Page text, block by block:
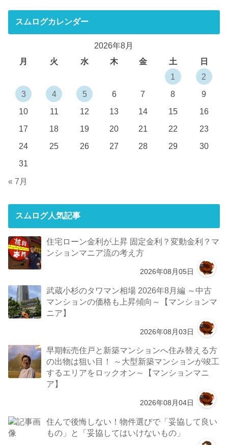
スムログカレンダー
2026年8月
月
火 水 木 金 土
日
1
2
3
4 5 6 7 8
9
10
11 12 13 14 15
16
17
18 19 20 21 22
23
24
25 26 27 28 29
30
31
« 7月
スムログ人気記事
住宅ローン金利が上昇 固定金利？変動金利？マ
ンションマニア流の考え方
2026年08月05日
武蔵小杉のタワマン相場 2026年8月編 ～中古
マンションの価格も上昇傾向～【マンションマ
ニア】
2026年08月03日
早期転売住戸と新築マンションへ住み替える方
の出物は狙い目！ ～大型新築マンションが竣工
するエリアをロックオン～【マンションマニ
ア】
2026年08月04日
住んで後悔しない！物件選びで「妥協して良い
もの」と「妥協してはいけないもの」